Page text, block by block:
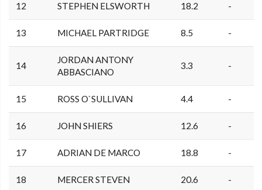
12 STEPHEN ELSWORTH 18.2 -
13 MICHAEL PARTRIDGE 8.5 -
14
JORDAN ANTONY
ABBASCIANO
3.3 -
15 ROSS O`SULLIVAN 4.4 -
16 JOHN SHIERS 12.6 -
17 ADRIAN DE MARCO 18.8 -
18 MERCER STEVEN 20.6 -